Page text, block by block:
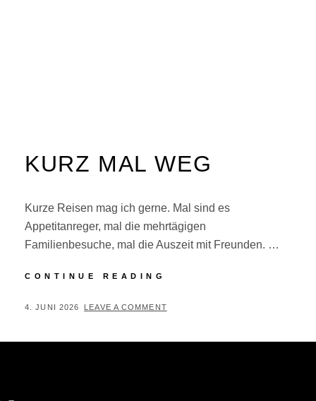
KURZ MAL WEG
Kurze Reisen mag ich gerne. Mal sind es
Appetitanreger, mal die mehrtägigen
Familienbesuche, mal die Auszeit mit Freunden. …
CONTINUE READING
WEG
POSTED
4. JUNI 2026 BY
P
LEAVE A COMMENT